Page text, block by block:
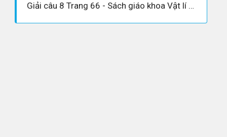
Giải câu 8 Trang 66 - Sách giáo khoa Vật lí 12